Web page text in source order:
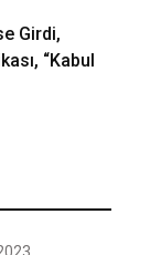
Girdi,
“Kabul